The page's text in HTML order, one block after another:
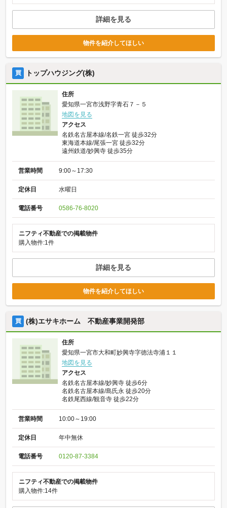
詳細を見る
物件を紹介してほしい
買 トップハウジング(株)
住所
愛知県一宮市浅野字青石７－５
地図を見る
アクセス
名鉄名古屋本線/名鉄一宮 徒歩32分
東海道本線/尾張一宮 徒歩32分
遠州鉄道/妙興寺 徒歩35分
営業時間 9:00～17:30
定休日 水曜日
電話番号 0586-76-8020
ニフティ不動産での掲載物件
購入物件:1件
詳細を見る
物件を紹介してほしい
買 (株)エサキホーム 不動産事業開発部
住所
愛知県一宮市大和町妙興寺字徳法寺浦１１
地図を見る
アクセス
名鉄名古屋本線/妙興寺 徒歩6分
名鉄名古屋本線/島氏永 徒歩20分
名鉄尾西線/観音寺 徒歩22分
営業時間 10:00～19:00
定休日 年中無休
電話番号 0120-87-3384
ニフティ不動産での掲載物件
購入物件:14件